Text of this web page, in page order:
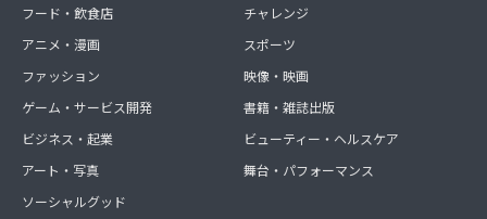
フード・飲食店
アニメ・漫画
ファッション
ゲーム・サービス開発
ビジネス・起業
アート・写真
ソーシャルグッド
チャレンジ
スポーツ
映像・映画
書籍・雑誌出版
ビューティー・ヘルスケア
舞台・パフォーマンス